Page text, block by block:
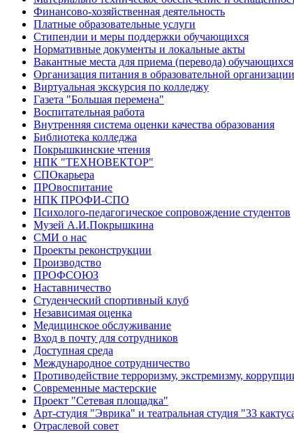
Финансово-хозяйственная деятельность
Платные образовательные услуги
Стипендии и меры поддержки обучающихся
Нормативные документы и локальные акты
Вакантные места для приема (перевода) обучающихся
Организация питания в образовательной организации
Виртуальная экскурсия по колледжу
Газета "Большая перемена"
Воспитательная работа
Внутренняя система оценки качества образования
Библиотека колледжа
Покрышкинские чтения
НПК "ТЕХНОВЕКТОР"
СПОкарьера
ПРОвоспитание
НПК ПРОФИ-СПО
Психолого-педагогическое сопровождение студентов
Музей А.И.Покрышкина
СМИ о нас
Проекты реконструкции
Производство
ПРОФСОЮЗ
Наставничество
Студенческий спортивный клуб
Независимая оценка
Медицинское обслуживание
Вход в почту для сотрудников
Доступная среда
Международное сотрудничество
Противодействие терроризму, экстремизму,
Современные мастерские
Проект "Сетевая площадка"
Арт-студия "Эврика" и театральная студия "33
Отраслевой совет